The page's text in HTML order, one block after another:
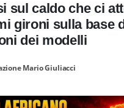
sul caldo che ci
gironi sulla base
dei modelli
Mario Giuliacci